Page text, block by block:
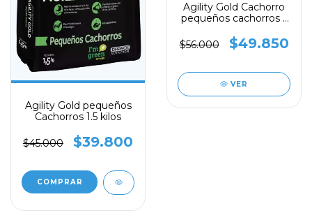
Agility Gold pequeños
Cachorros 1.5 kilos
$45.000 $39.800
Agility Gold Cachorro
pequeños cachorros x
$56.000
$49.850
VER